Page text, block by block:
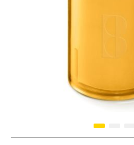
Ga naar het begin van de